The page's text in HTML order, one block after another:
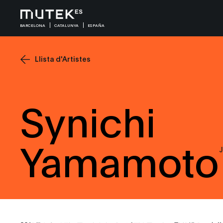
BARCELONA CATALUNYA ESPAÑA
Llista d'Artistes
Synichi
Yamamoto